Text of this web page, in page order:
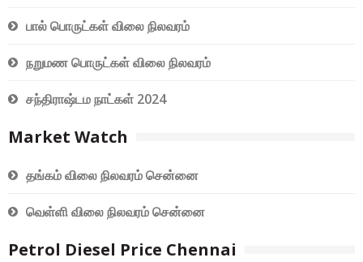
பால் பொருட்கள் விலை நிலவரம்
நறுமண பொருட்கள் விலை நிலவரம்
சந்திராஷ்டம நாட்கள் 2024
Market Watch
தங்கம் விலை நிலவரம் சென்னை
வெள்ளி விலை நிலவரம் சென்னை
Petrol Diesel Price Chennai